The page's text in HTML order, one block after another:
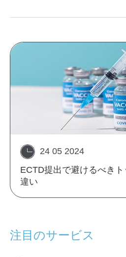
24 05 2024
ECTD提出で避けるべき
違い
注目のサービス